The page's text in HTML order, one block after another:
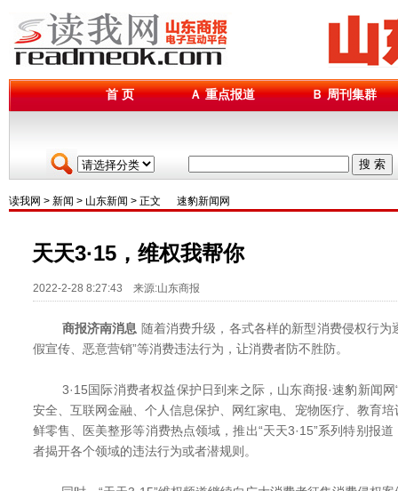
首 页 Ａ 重点报道 Ｂ 周刊集群
搜 索
读我网 > 新闻 > 山东新闻 > 正文 速豹新闻网
天天3·15，维权我帮你
2022-2-28 8:27:43 来源:山东商报
商报济南消息 随着消费升级，各式各样的新型消费侵权行为
假宣传、恶意营销”等消费违法行为，让消费者防不胜防。
3·15国际消费者权益保护日到来之际，山东商报·速豹新闻网“
安全、互联网金融、个人信息保护、网红家电、宠物医疗、教育
鲜零售、医美整形等消费热点领域，推出“天天3·15”系列特别报
者揭开各个领域的违法行为或者潜规则。